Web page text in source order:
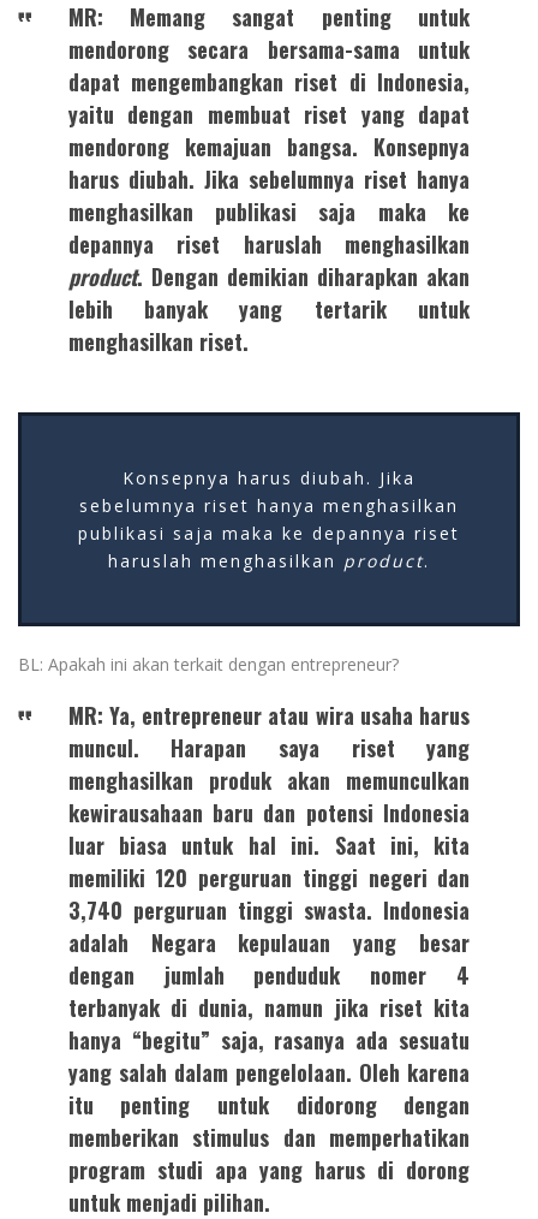
MR: Memang sangat penting untuk
mendorong secara bersama-sama untuk
dapat mengembangkan riset di Indonesia,
yaitu dengan membuat riset yang dapat
mendorong kemajuan bangsa. Konsepnya
harus diubah. Jika sebelumnya riset hanya
menghasilkan publikasi saja maka ke
depannya riset haruslah menghasilkan
product. Dengan demikian diharapkan akan
lebih banyak yang tertarik untuk
menghasilkan riset.
Konsepnya harus diubah. Jika
sebelumnya riset hanya menghasilkan
publikasi saja maka ke depannya riset
haruslah menghasilkan product.
BL: Apakah ini akan terkait dengan entrepreneur?
MR: Ya, entrepreneur atau wira usaha harus
muncul. Harapan saya riset yang
menghasilkan produk akan memunculkan
kewirausahaan baru dan potensi Indonesia
luar biasa untuk hal ini. Saat ini, kita
memiliki 120 perguruan tinggi negeri dan
3,740 perguruan tinggi swasta. Indonesia
adalah Negara kepulauan yang besar
dengan jumlah penduduk nomer 4
terbanyak di dunia, namun jika riset kita
hanya “begitu” saja, rasanya ada sesuatu
yang salah dalam pengelolaan. Oleh karena
itu penting untuk didorong dengan
memberikan stimulus dan memperhatikan
program studi apa yang harus di dorong
untuk menjadi pilihan.